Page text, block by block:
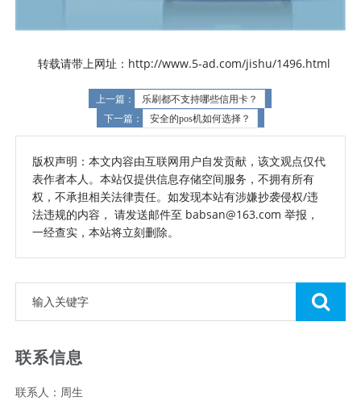
转载请带上网址：http://www.5-ad.com/jishu/1496.html
上一篇：
乐刷都不支持哪些信用卡？
下一篇：
安全的pos机如何选择？
版权声明：本文内容由互联网用户自发贡献，该文观点仅代
表作者本人。本站仅提供信息存储空间服务，不拥有所有
权，不承担相关法律责任。如发现本站有涉嫌抄袭侵权/违
法违规的内容， 请发送邮件至 babsan@163.com 举报，
一经查实，本站将立刻删除。
联系信息
联系人：周生